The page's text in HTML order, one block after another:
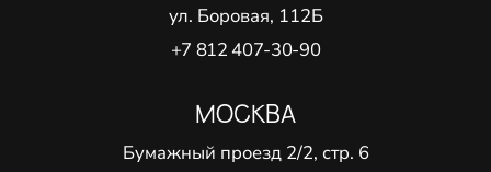
ул. Боровая, 112Б
+7 812 407-30-90
МОСКВА
Бумажный проезд 2/2, стр. 6